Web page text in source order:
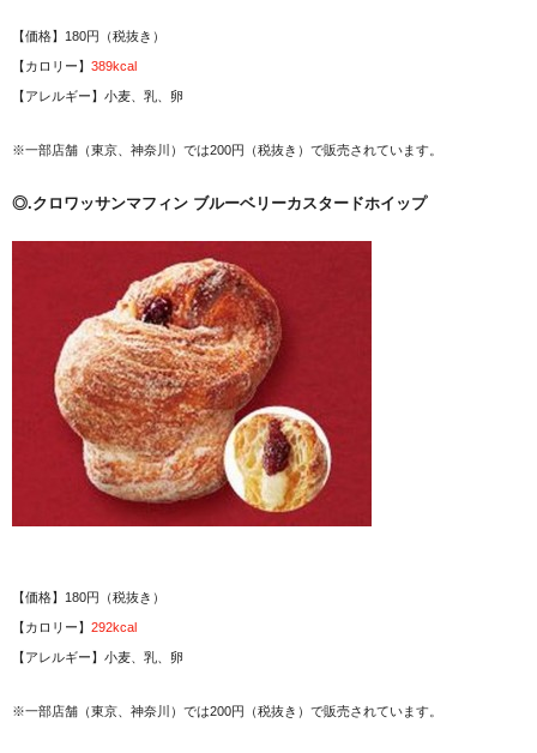
【価格】180円（税抜き）
【カロリー】 389kcal
【アレルギー】小麦、乳、卵
※一部店舗（東京、神奈川）では200円（税抜き）で販売されています。
◎.クロワッサンマフィン ブルーベリーカスタードホイップ
【価格】180円（税抜き）
【カロリー】 292kcal
【アレルギー】小麦、乳、卵
※一部店舗（東京、神奈川）では200円（税抜き）で販売されています。